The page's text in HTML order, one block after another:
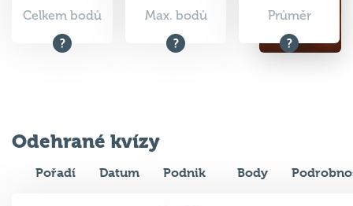
Celkem bodů Max. bodů Průměr
Odehrané kvízy
Pořadí Datum Podnik Body